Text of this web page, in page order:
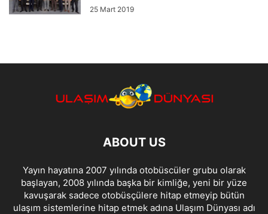
25 Mart 2019
ABOUT US
Yayın hayatına 2007 yılında otobüscüler grubu olarak
başlayan, 2008 yılında başka bir kimliğe, yeni bir yüze
kavuşarak sadece otobüsçülere hitap etmeyip bütün
ulaşım sistemlerine hitap etmek adına Ulaşım Dünyası adı